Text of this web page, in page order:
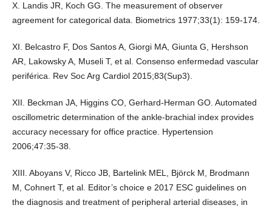
X. Landis JR, Koch GG. The measurement of observer
agreement for categorical data. Biometrics 1977;33(1): 159-174.
XI. Belcastro F, Dos Santos A, Giorgi MA, Giunta G, Hershson
AR, Lakowsky A, Museli T, et al. Consenso enfermedad vascular
periférica. Rev Soc Arg Cardiol 2015;83(Sup3).
XII. Beckman JA, Higgins CO, Gerhard-Herman GO. Automated
oscillometric determination of the ankle-brachial index provides
accuracy necessary for office practice. Hypertension
2006;47:35-38.
XIII. Aboyans V, Ricco JB, Bartelink MEL, Björck M, Brodmann
M, Cohnert T, et al. Editor’s choice e 2017 ESC guidelines on
the diagnosis and treatment of peripheral arterial diseases, in